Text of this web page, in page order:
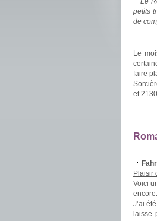
petits
de
Le
faire
et
Plaisir
Voici
J’ai
laisse